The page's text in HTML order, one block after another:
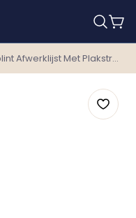
Plakplint Afwerklijst Met Plakstrip Scarlet Oak Beige 23209